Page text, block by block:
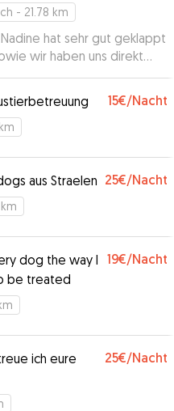
- 21.78 km
hat sehr gut geklappt
wir haben uns direkt
war super sympathisch und
Tag erlebt. Sehr
15€/Nacht
aus Straelen 25€/Nacht
dog the way I
be treated
19€/Nacht
ich eure
25€/Nacht